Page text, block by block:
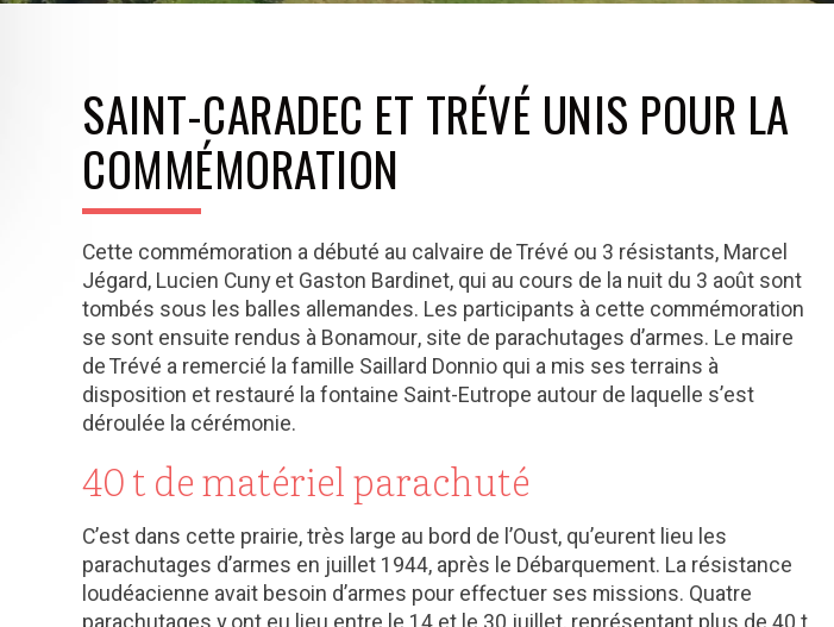
SAINT-CARADEC ET TRÉVÉ UNIS POUR LA
COMMÉMORATION
Cette commémoration a débuté au calvaire de Trévé ou 3 résistants, Marcel
Jégard, Lucien Cuny et Gaston Bardinet, qui au cours de la nuit du 3 août sont
tombés sous les balles allemandes. Les participants à cette commémoration
se sont ensuite rendus à Bonamour, site de parachutages d’armes. Le maire
de Trévé a remercié la famille Saillard Donnio qui a mis ses terrains à
disposition et restauré la fontaine Saint-Eutrope autour de laquelle s’est
déroulée la cérémonie.
40 t de matériel parachuté
C’est dans cette prairie, très large au bord de l’Oust, qu’eurent lieu les
parachutages d’armes en juillet 1944, après le Débarquement. La résistance
loudéacienne avait besoin d’armes pour effectuer ses missions. Quatre